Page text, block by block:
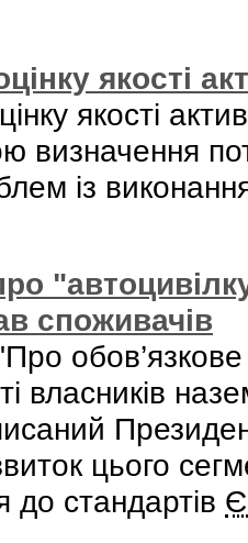
якості
якості
визначення
із
споживачів
власників
цього
до стандартів